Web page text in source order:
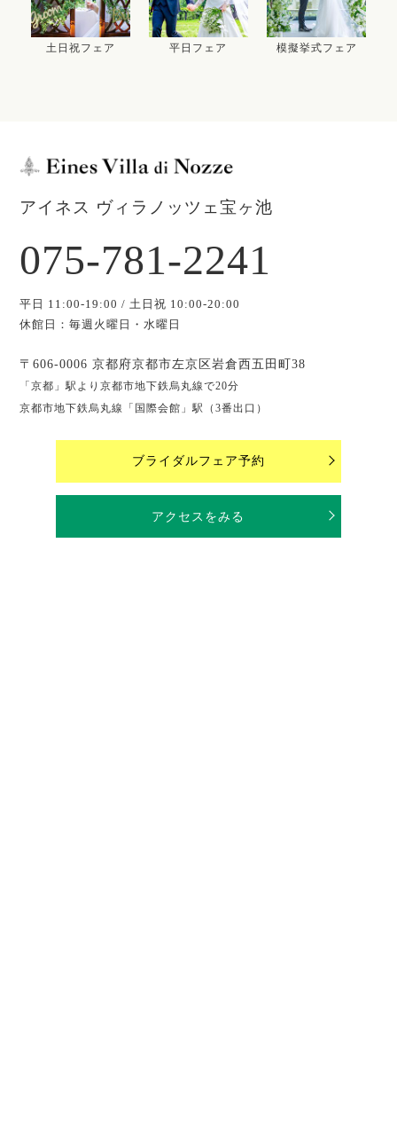
土日祝フェア 平日フェア 模擬挙式フェア
アイネス ヴィラノッツェ宝ヶ池
075-781-2241
平日 11:00-19:00 / 土日祝 10:00-20:00
休館日：毎週火曜日・水曜日
〒606-0006 京都府京都市左京区岩倉西五田町38
「京都」駅より京都市地下鉄烏丸線で20分
京都市地下鉄烏丸線「国際会館」駅（3番出口）
ブライダルフェア予約
アクセスをみる